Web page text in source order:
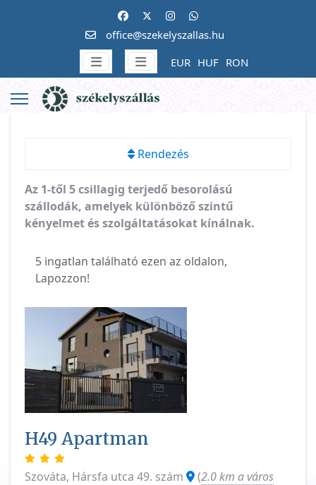
office@szekelyszallas.hu
EUR HUF RON
Rendezés
Az 1-től 5 csillagig terjedő besorolású
szállodák, amelyek különböző szintű
kényelmet és szolgáltatásokat kínálnak.
5 ingatlan található ezen az oldalon,
Lapozzon!
H49 Apartman
Szováta, Hársfa utca 49. szám (2.0 km a város